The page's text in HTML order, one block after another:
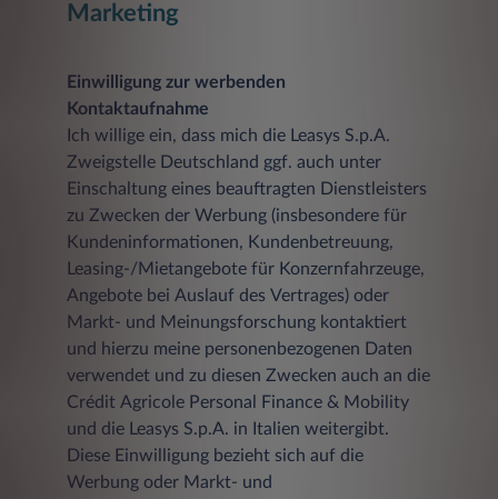
Marketing
Einwilligung zur werbenden
Kontaktaufnahme
Ich willige ein, dass mich die Leasys S.p.A.
Zweigstelle Deutschland ggf. auch unter
Einschaltung eines beauftragten Dienstleisters
zu Zwecken der Werbung (insbesondere für
Kundeninformationen, Kundenbetreuung,
Leasing-/Mietangebote für Konzernfahrzeuge,
Angebote bei Auslauf des Vertrages) oder
Markt- und Meinungsforschung kontaktiert
und hierzu meine personenbezogenen Daten
verwendet und zu diesen Zwecken auch an die
Crédit Agricole Personal Finance & Mobility
und die Leasys S.p.A. in Italien weitergibt.
Diese Einwilligung bezieht sich auf die
Werbung oder Markt- und